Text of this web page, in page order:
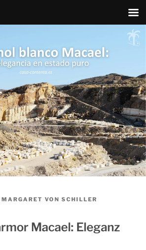
MARGARET VON SCHILLER
Macael: Eleganz